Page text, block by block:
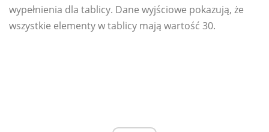
wypełnienia dla tablicy. Dane wyjściowe pokazują, że
wszystkie elementy w tablicy mają wartość 30.